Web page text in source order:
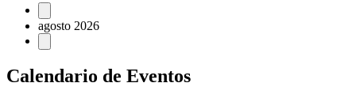
Eventos
agosto 2026
Calendario de Eventos